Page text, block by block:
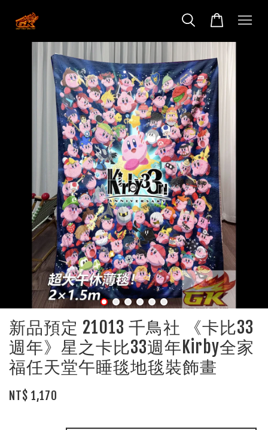
新品預定 21013 千鳥社 《卡比33
週年》星之卡比33週年Kirby全家
福任天堂午睡毯地毯裝飾畫
NT$ 1,170